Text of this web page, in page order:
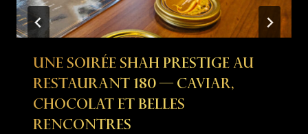
Une Soirée Shah Prestige Au
Restaurant 180 — Caviar,
Chocolat Et Belles
Rencontres